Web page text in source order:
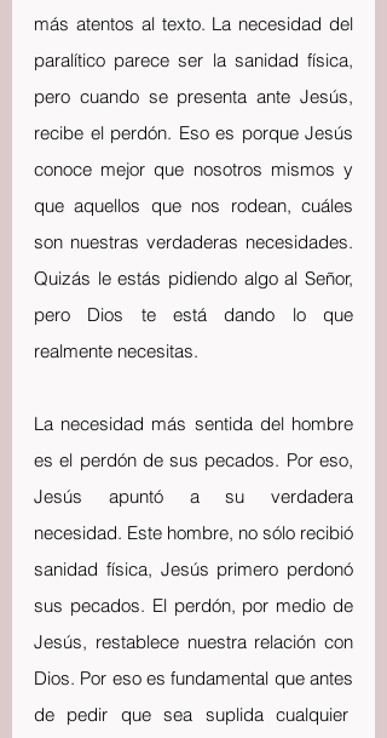
más atentos al texto. La necesidad del
paralítico parece ser la sanidad física,
pero cuando se presenta ante Jesús,
recibe el perdón. Eso es porque Jesús
conoce mejor que nosotros mismos y
que aquellos que nos rodean, cuáles
son nuestras verdaderas necesidades.
Quizás le estás pidiendo algo al Señor,
pero Dios te está dando lo que
realmente necesitas.
La necesidad más sentida del hombre
es el perdón de sus pecados. Por eso,
Jesús apuntó a su verdadera
necesidad. Este hombre, no sólo recibió
sanidad física, Jesús primero perdonó
sus pecados. El perdón, por medio de
Jesús, restablece nuestra relación con
Dios. Por eso es fundamental que antes
de pedir que sea suplida cualquier